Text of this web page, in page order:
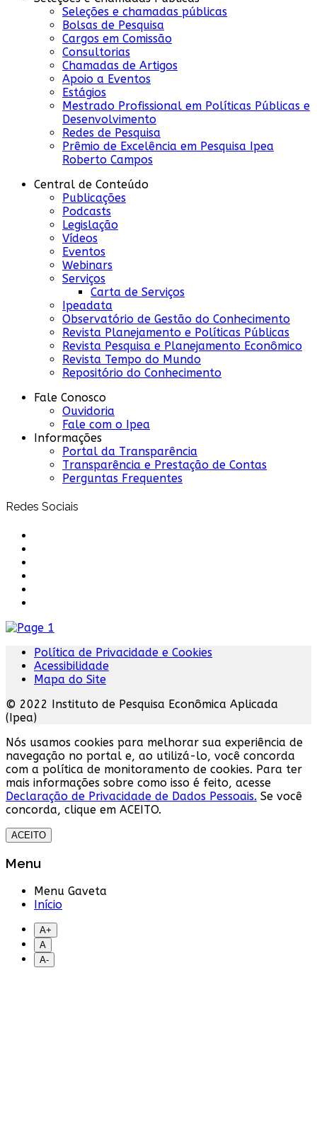
Seleções e chamadas públicas
Bolsas de Pesquisa
Cargos em Comissão
Consultorias
Chamadas de Artigos
Apoio a Eventos
Estágios
Mestrado Profissional em Políticas Públicas e
Desenvolvimento
Redes de Pesquisa
Prêmio de Excelência em Pesquisa Ipea
Roberto Campos
Central de Conteúdo
Publicações
Podcasts
Legislação
Vídeos
Eventos
Webinars
Serviços
Carta de Serviços
Ipeadata
Observatório de Gestão do Conhecimento
Revista Planejamento e Políticas Públicas
Revista Pesquisa e Planejamento Econômico
Revista Tempo do Mundo
Repositório do Conhecimento
Fale Conosco
Ouvidoria
Fale com o Ipea
Informações
Portal da Transparência
Transparência e Prestação de Contas
Perguntas Frequentes
Redes Sociais
Política de Privacidade e Cookies
Acessibilidade
Mapa do Site
© 2022 Instituto de Pesquisa Econômica Aplicada
(Ipea)
Nós usamos cookies para melhorar sua experiência de
navegação no portal e, ao utilizá-lo, você concorda
com a política de monitoramento de cookies. Para ter
mais informações sobre como isso é feito, acesse
Declaração de Privacidade de Dados Pessoais. Se você
concorda, clique em ACEITO.
ACEITO
Menu
Menu Gaveta
Início
A+
A
A-